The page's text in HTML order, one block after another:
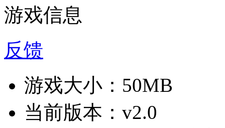
游戏信息
反馈
游戏大小： 50MB
当前版本： v2.0